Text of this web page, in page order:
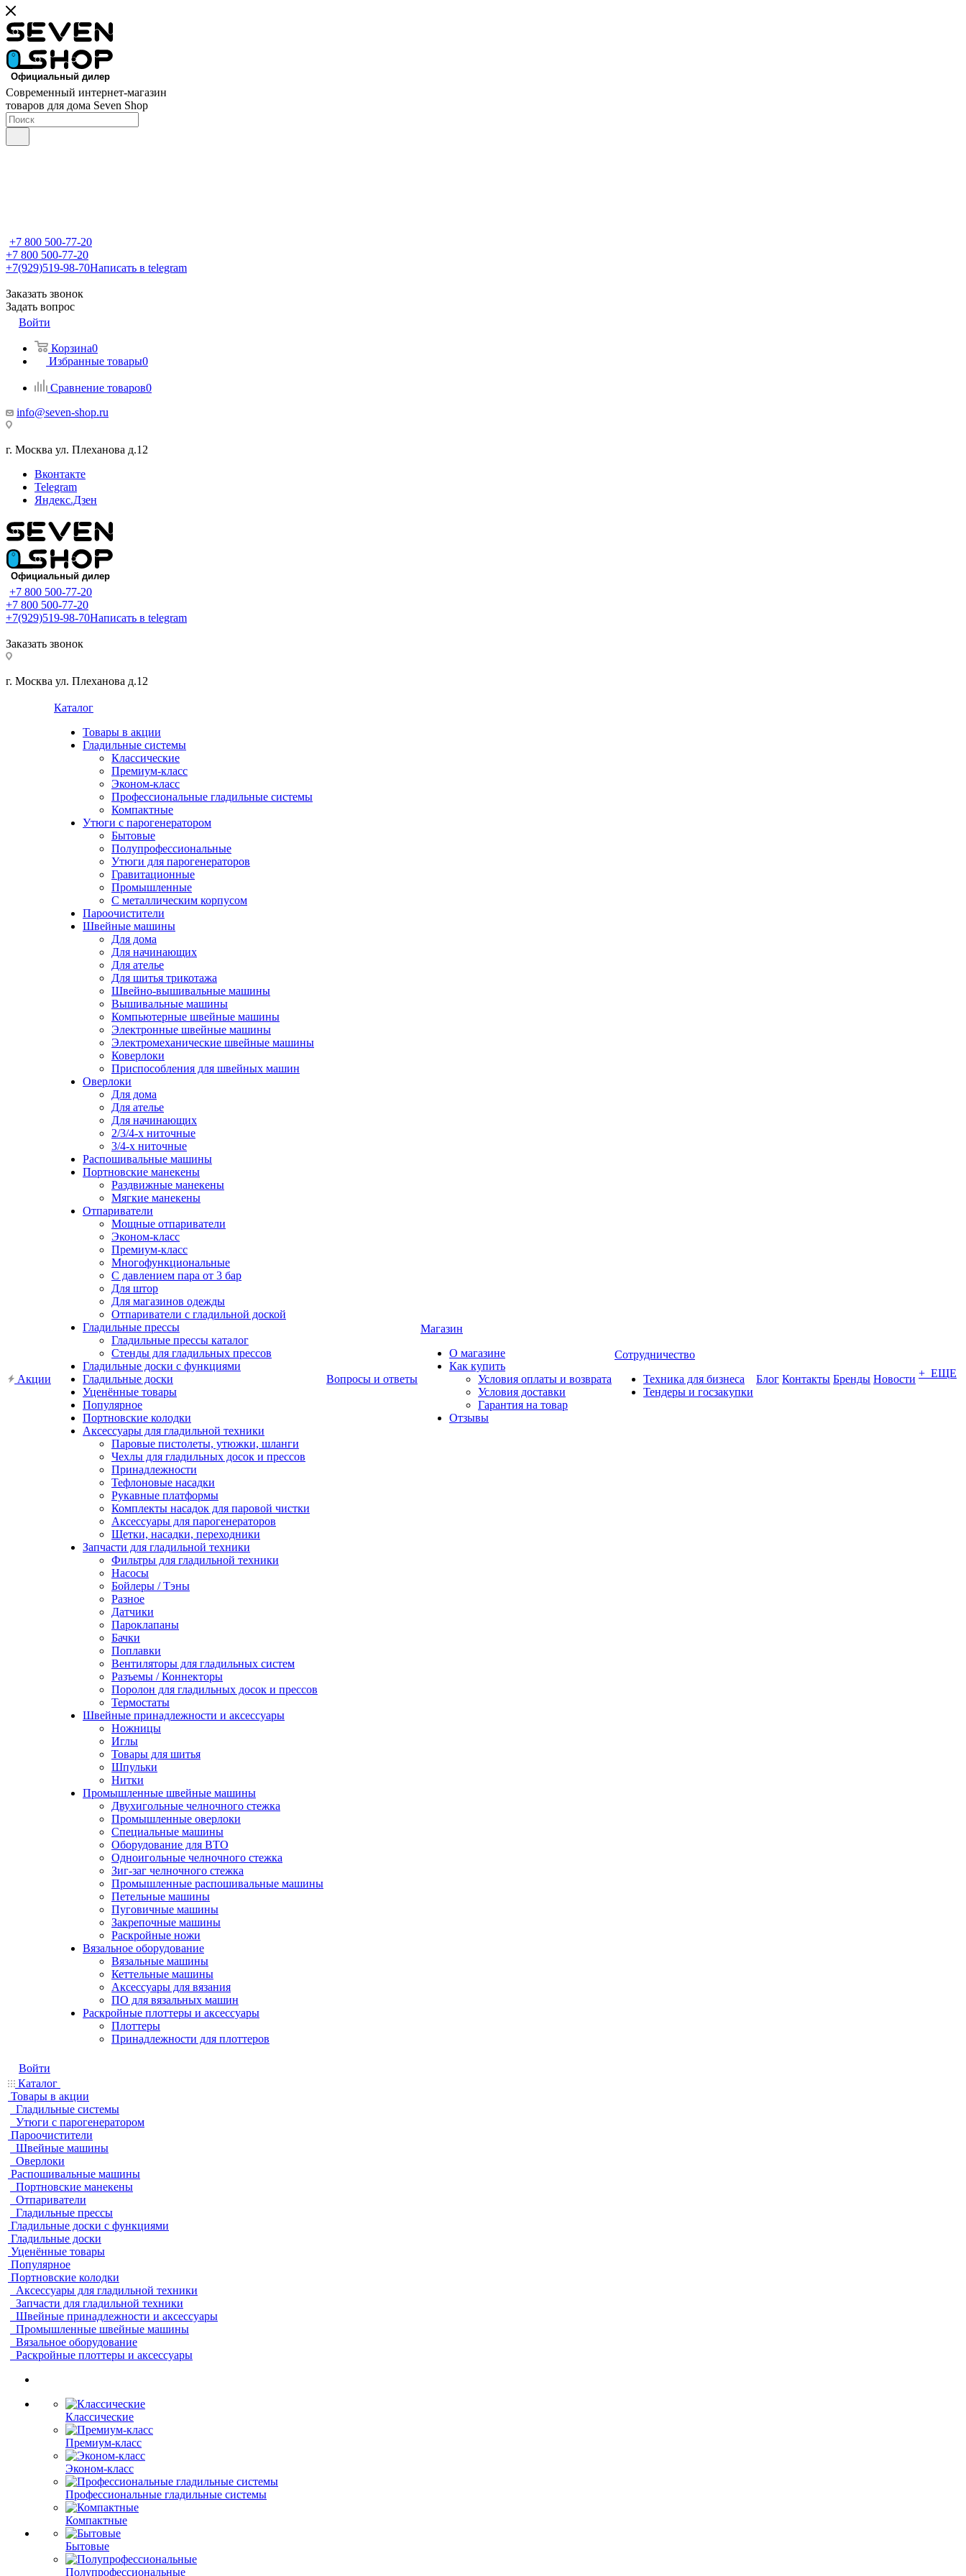
Современный интернет-магазин
товаров для дома Seven Shop
+7 800 500-77-20
+7 800 500-77-20
+7(929)519-98-70Написать в telegram
Заказать звонок
Задать вопрос
Войти
Корзина0
Избранные товары0
Сравнение товаров0
info@seven-shop.ru
г. Москва ул. Плеханова д.12
Вконтакте
Telegram
Яндекс.Дзен
+7 800 500-77-20
+7 800 500-77-20
+7(929)519-98-70Написать в telegram
Заказать звонок
г. Москва ул. Плеханова д.12
Акции
Каталог
Товары в акции
Гладильные системы
Классические
Премиум-класс
Эконом-класс
Профессиональные гладильные системы
Компактные
Утюги с парогенератором
Бытовые
Полупрофессиональные
Утюги для парогенераторов
Гравитационные
Промышленные
С металлическим корпусом
Пароочистители
Швейные машины
Для дома
Для начинающих
Для ателье
Для шитья трикотажа
Швейно-вышивальные машины
Вышивальные машины
Компьютерные швейные машины
Электронные швейные машины
Электромеханические швейные машины
Коверлоки
Приспособления для швейных машин
Оверлоки
Для дома
Для ателье
Для начинающих
2/3/4-х ниточные
3/4-х ниточные
Распошивальные машины
Портновские манекены
Раздвижные манекены
Мягкие манекены
Отпариватели
Мощные отпариватели
Эконом-класс
Премиум-класс
Многофункциональные
С давлением пара от 3 бар
Для штор
Для магазинов одежды
Отпариватели с гладильной доской
Гладильные прессы
Гладильные прессы каталог
Стенды для гладильных прессов
Гладильные доски с функциями
Гладильные доски
Уценённые товары
Популярное
Портновские колодки
Аксессуары для гладильной техники
Паровые пистолеты, утюжки, шланги
Чехлы для гладильных досок и прессов
Принадлежности
Тефлоновые насадки
Рукавные платформы
Комплекты насадок для паровой чистки
Аксессуары для парогенераторов
Щетки, насадки, переходники
Запчасти для гладильной техники
Фильтры для гладильной техники
Насосы
Бойлеры / Тэны
Разное
Датчики
Пароклапаны
Бачки
Поплавки
Вентиляторы для гладильных систем
Разъемы / Коннекторы
Поролон для гладильных досок и прессов
Термостаты
Швейные принадлежности и аксессуары
Ножницы
Иглы
Товары для шитья
Шпульки
Нитки
Промышленные швейные машины
Двухигольные челночного стежка
Промышленные оверлоки
Специальные машины
Оборудование для ВТО
Одноигольные челночного стежка
Зиг-заг челночного стежка
Промышленные распошивальные машины
Петельные машины
Пуговичные машины
Закрепочные машины
Раскройные ножи
Вязальное оборудование
Вязальные машины
Кеттельные машины
Аксессуары для вязания
ПО для вязальных машин
Раскройные плоттеры и аксессуары
Плоттеры
Принадлежности для плоттеров
Вопросы и ответы
Магазин
О магазине
Как купить
Условия оплаты и возврата
Условия доставки
Гарантия на товар
Отзывы
Сотрудничество
Техника для бизнеса
Тендеры и госзакупки
Блог Контакты Бренды Новости + ЕЩЕ
Войти
Каталог
Товары в акции
Гладильные системы
Утюги с парогенератором
Пароочистители
Швейные машины
Оверлоки
Распошивальные машины
Портновские манекены
Отпариватели
Гладильные прессы
Гладильные доски с функциями
Гладильные доски
Уценённые товары
Популярное
Портновские колодки
Аксессуары для гладильной техники
Запчасти для гладильной техники
Швейные принадлежности и аксессуары
Промышленные швейные машины
Вязальное оборудование
Раскройные плоттеры и аксессуары
Классические
Премиум-класс
Эконом-класс
Профессиональные гладильные системы
Компактные
Бытовые
Полупрофессиональные